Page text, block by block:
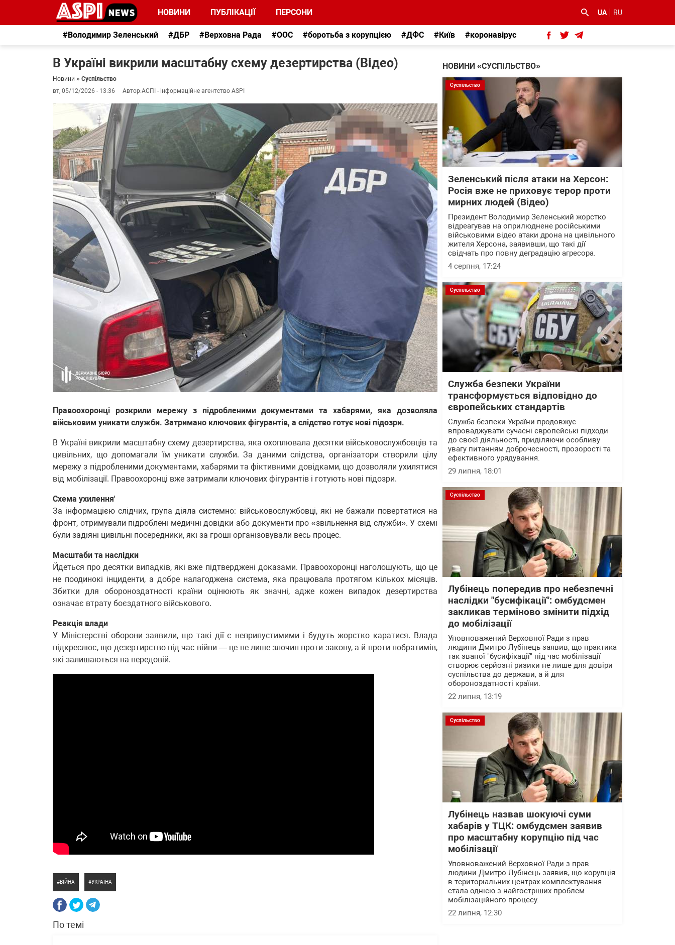
НОВИНИ ПУБЛІКАЦІЇ ПЕРСОНИ UA RU
#Володимир Зеленський #ДБР #Верховна Рада #ООС #боротьба з корупцією #ДФС #Київ #коронавірус
В Україні викрили масштабну схему дезертирства (Відео)
Новини » Суспільство
вт, 05/12/2026 - 13:36
Автор:АСПІ - інформаційне агентство ASPI
Правоохоронці розкрили мережу з підробленими документами та хабарями, яка дозволяла
військовим уникати служби. Затримано ключових фігурантів, а слідство готує нові підозри.
В Україні викрили масштабну схему дезертирства, яка охоплювала десятки військовослужбовців та
цивільних, що допомагали їм уникати служби. За даними слідства, організатори створили цілу
мережу з підробленими документами, хабарями та фіктивними довідками, що дозволяли ухилятися
від мобілізації. Правоохоронці вже затримали ключових фігурантів і готують нові підозри.
Схема ухилення'
За інформацією слідчих, група діяла системно: військовослужбовці, які не бажали повертатися на
фронт, отримували підроблені медичні довідки або документи про «звільнення від служби». У схемі
були задіяні цивільні посередники, які за гроші організовували весь процес.
Масштаби та наслідки
Йдеться про десятки випадків, які вже підтверджені доказами. Правоохоронці наголошують, що це
не поодинокі інциденти, а добре налагоджена система, яка працювала протягом кількох місяців.
Збитки для обороноздатності країни оцінюють як значні, адже кожен випадок дезертирства
означає втрату боєздатного військового.
Реакція влади
У Міністерстві оборони заявили, що такі дії є неприпустимими і будуть жорстко каратися. Влада
підкреслює, що дезертирство під час війни — це не лише злочин проти закону, а й проти побратимів,
які залишаються на передовій.
ВІЙНА УКРАЇНА
По темі
НОВИНИ «СУСПІЛЬСТВО»
Суспільство
Зеленський після атаки на Херсон:
Росія вже не приховує терор проти
мирних людей (Відео)
Президент Володимир Зеленський жорстко
відреагував на оприлюднене російськими
військовими відео атаки дрона на цивільного
жителя Херсона, заявивши, що такі дії
свідчать про повну деградацію агресора.
4 серпня, 17:24
Суспільство
Служба безпеки України
трансформується відповідно до
європейських стандартів
Служба безпеки України продовжує
впроваджувати сучасні європейські підходи
до своєї діяльності, приділяючи особливу
увагу питанням доброчесності, прозорості та
ефективного урядування.
29 липня, 18:01
Суспільство
Лубінець попередив про небезпечні
наслідки "бусифікації": омбудсмен
закликав терміново змінити підхід
до мобілізації
Уповноважений Верховної Ради з прав
людини Дмитро Лубінець заявив, що практика
так званої "бусифікації" під час мобілізації
створює серйозні ризики не лише для довіри
суспільства до держави, а й для
обороноздатності країни.
22 липня, 13:19
Суспільство
Лубінець назвав шокуючі суми
хабарів у ТЦК: омбудсмен заявив
про масштабну корупцію під час
мобілізації
Уповноважений Верховної Ради з прав
людини Дмитро Лубінець заявив, що корупція
в територіальних центрах комплектування
стала однією з найгостріших проблем
мобілізаційного процесу.
22 липня, 12:30